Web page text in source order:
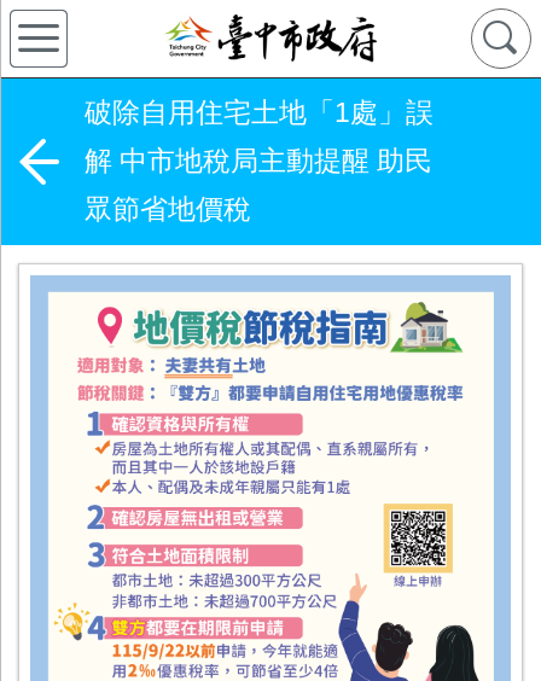
破除自用住宅土地「1處」誤
解 中市地稅局主動提醒 助民
眾節省地價稅